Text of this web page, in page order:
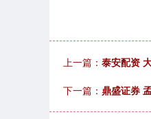
上一篇： 泰安配资
下一篇： 鼎盛证券